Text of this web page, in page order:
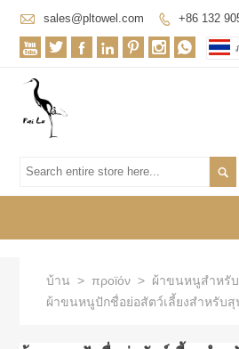
 sales@pltowel.com  +86 132
      

บ้าน > προϊόν > ผ้าขนหนูสำหรับ
ผ้าขนหนูปักชื่อย่อสัตว์เลี้ยงสำหรับ